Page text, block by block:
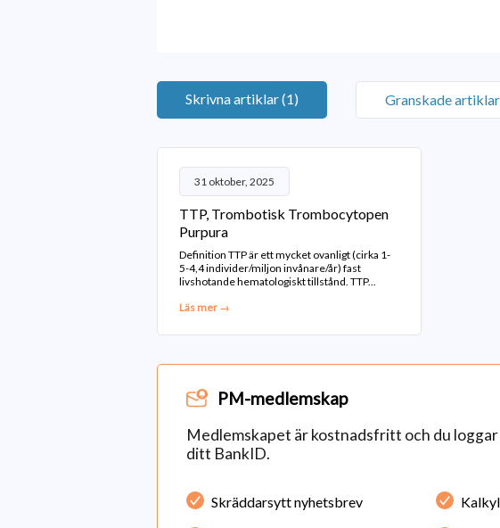
Skrivna artiklar (1) Granskade
31 oktober, 2025
TTP, Trombotisk Trombocytopen
Purpura
Definition TTP är ett mycket ovanligt (cirka 1-
5-4,4 individer/miljon invånare/år) fast
livshotande hematologiskt tillstånd. TTP...
Läs mer →
PM-medlemskap
Medlemskapet är kostnadsfritt och du
ditt BankID.
Skräddarsytt nyhetsbrev